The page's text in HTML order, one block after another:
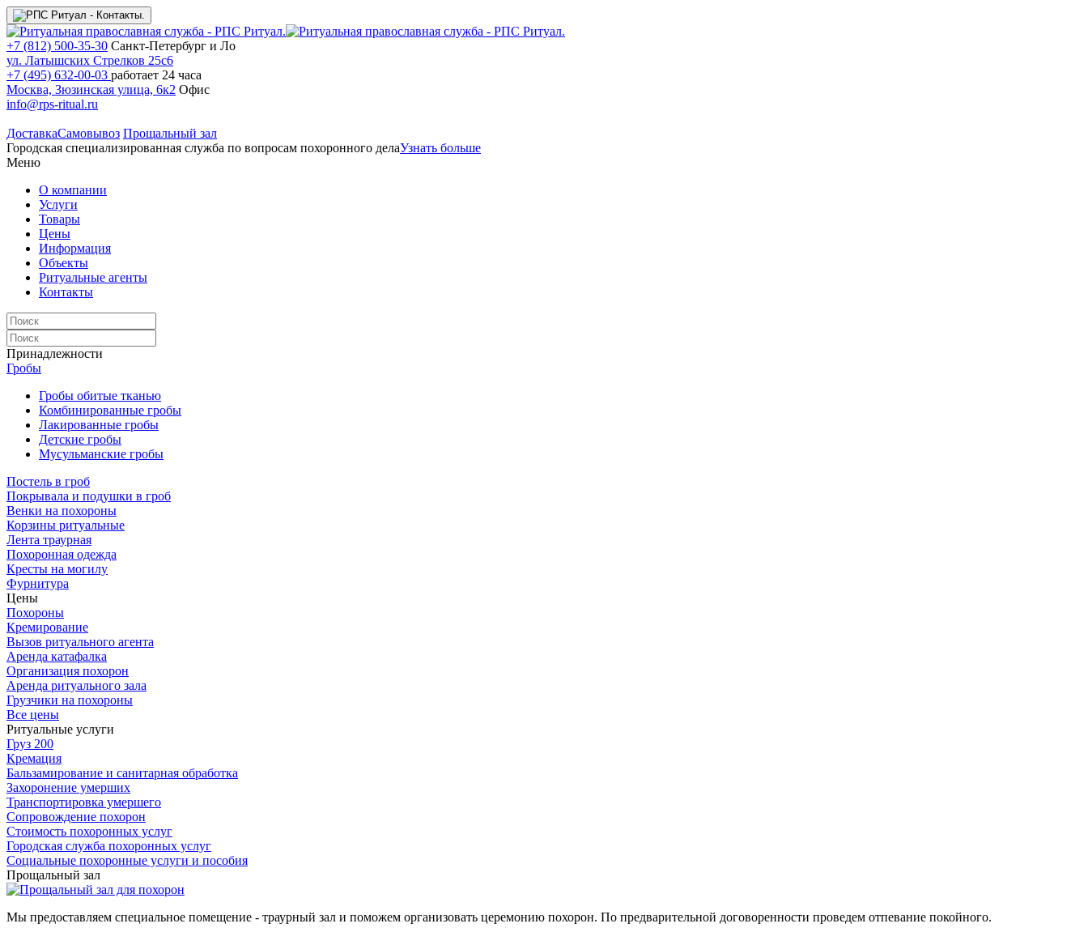
+7 (812) 500-35-30 Санкт-Петербург и Ло
ул. Латышских Стрелков 25с6
+7 (495) 632-00-03 работает 24 часа
Москва, Зюзинская улица, 6к2 Офис
info@rps-ritual.ru
ДоставкаСамовывоз Прощальный зал
Городская специализированная служба по вопросам похоронного делаУзнать больше
Меню
О компании
Услуги
Товары
Цены
Информация
Объекты
Ритуальные агенты
Контакты
Принадлежности
Гробы
Гробы обитые тканью
Комбинированные гробы
Лакированные гробы
Детские гробы
Мусульманские гробы
Постель в гроб
Покрывала и подушки в гроб
Венки на похороны
Корзины ритуальные
Лента траурная
Похоронная одежда
Кресты на могилу
Фурнитура
Цены
Похороны
Кремирование
Вызов ритуального агента
Аренда катафалка
Организация похорон
Аренда ритуального зала
Грузчики на похороны
Все цены
Ритуальные услуги
Груз 200
Кремация
Бальзамирование и санитарная обработка
Захоронение умерших
Транспортировка умершего
Сопровождение похорон
Стоимость похоронных услуг
Городская служба похоронных услуг
Социальные похоронные услуги и пособия
Прощальный зал
Мы предоставляем специальное помещение - траурный зал и поможем организовать церемонию похорон. По предварительной договоренности проведем отпевание покойного.